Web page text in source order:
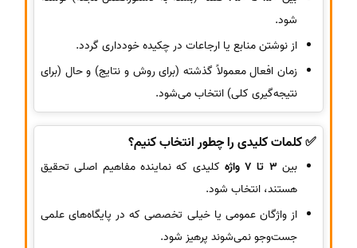
شود.
از نوشتن منابع یا ارجاعات در چکیده خودداری گردد.
زمان افعال معمولاً گذشته (برای روش و نتایج) و حال (برای
نتیجه‌گیری کلی) انتخاب می‌شود.
✅ کلمات کلیدی را چطور انتخاب کنیم؟
بین 3 تا 7 واژه
کلیدی که نماینده مفاهیم اصلی تحقیق
هستند، انتخاب شود.
از واژگان عمومی یا خیلی تخصصی که در پایگاه‌های علمی
جست‌وجو نمی‌شوند پرهیز شود.